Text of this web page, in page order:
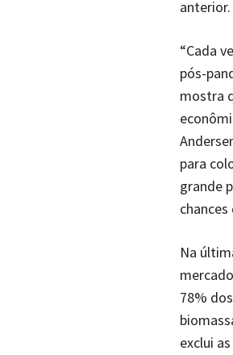
anterior.
“Cada
pós-
mostra
para
grande
Na
78%
exclui